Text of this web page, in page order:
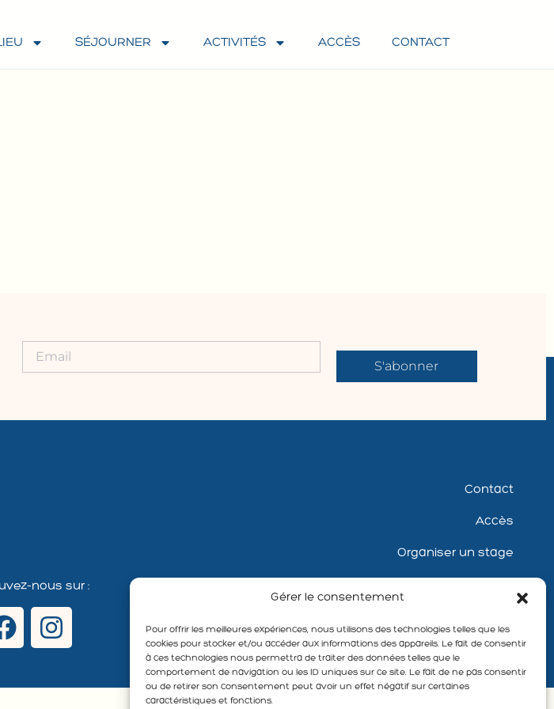
Gérer le consentement
Pour offrir les meilleures expériences, nous utilisons des technologies telles que les
cookies pour stocker et/ou accéder aux informations des appareils. Le fait de consentir
à ces technologies nous permettra de traiter des données telles que le
comportement de navigation ou les ID uniques sur ce site. Le fait de ne pas consentir
ou de retirer son consentement peut avoir un effet négatif sur certaines
caractéristiques et fonctions.
SÉJOURNER ACTIVITÉS ACCÈS CONTACT
S'abonner
nous sur :
Contact
Accès
Organiser un stage
Politique de cookies